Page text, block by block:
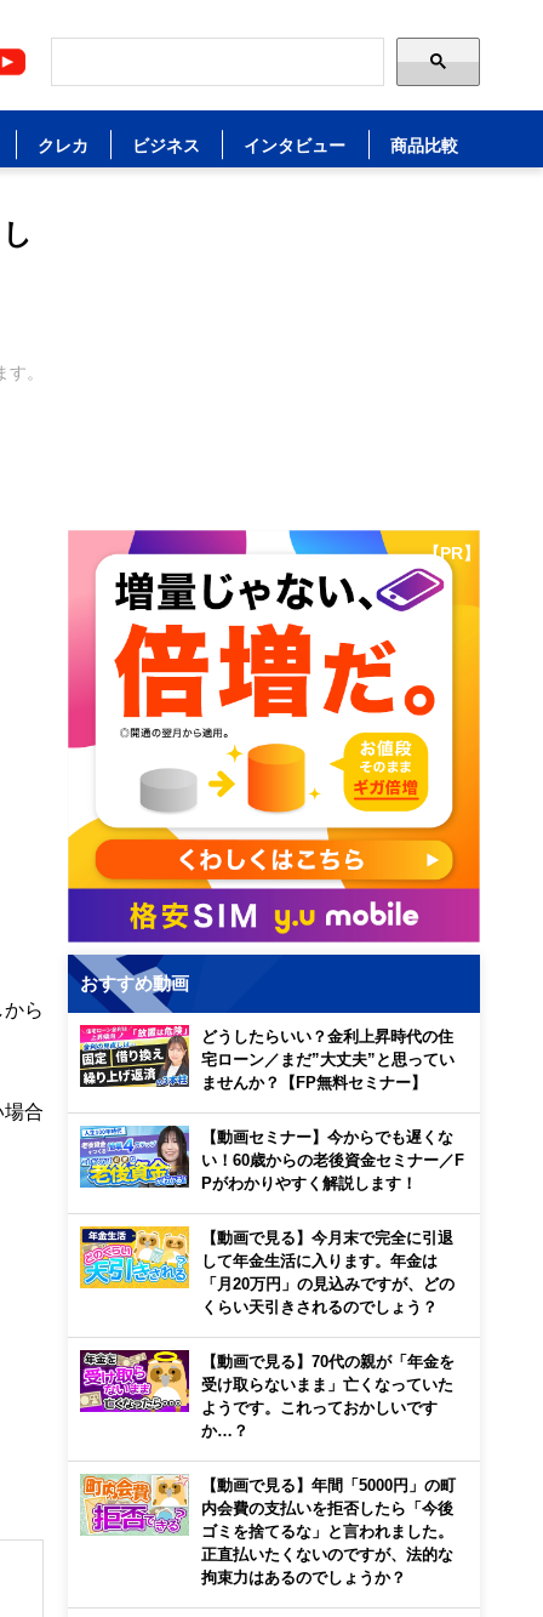
クレカ ビジネス インタビュー 商品比較
。
ら
場合
【PR】
おすすめ動画
どうしたらいい？金利上昇時代の住
宅ローン／まだ”大丈夫”と思ってい
ませんか？【FP無料セミナー】
【動画セミナー】今からでも遅くな
い！60歳からの老後資金セミナー／F
Pがわかりやすく解説します！
【動画で見る】今月末で完全に引退
して年金生活に入ります。年金は
「月20万円」の見込みですが、どの
くらい天引きされるのでしょう？
【動画で見る】70代の親が「年金を
受け取らないまま」亡くなっていた
ようです。これっておかしいです
か…？
【動画で見る】年間「5000円」の町
内会費の支払いを拒否したら「今後
ゴミを捨てるな」と言われました。
正直払いたくないのですが、法的な
拘束力はあるのでしょうか？